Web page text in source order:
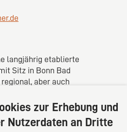
langjährig etablierte
Sitz in Bonn Bad
aber auch
Unternehmen in
Zivilrechts.
zur Erhebung und
Nutzerdaten an Dritte